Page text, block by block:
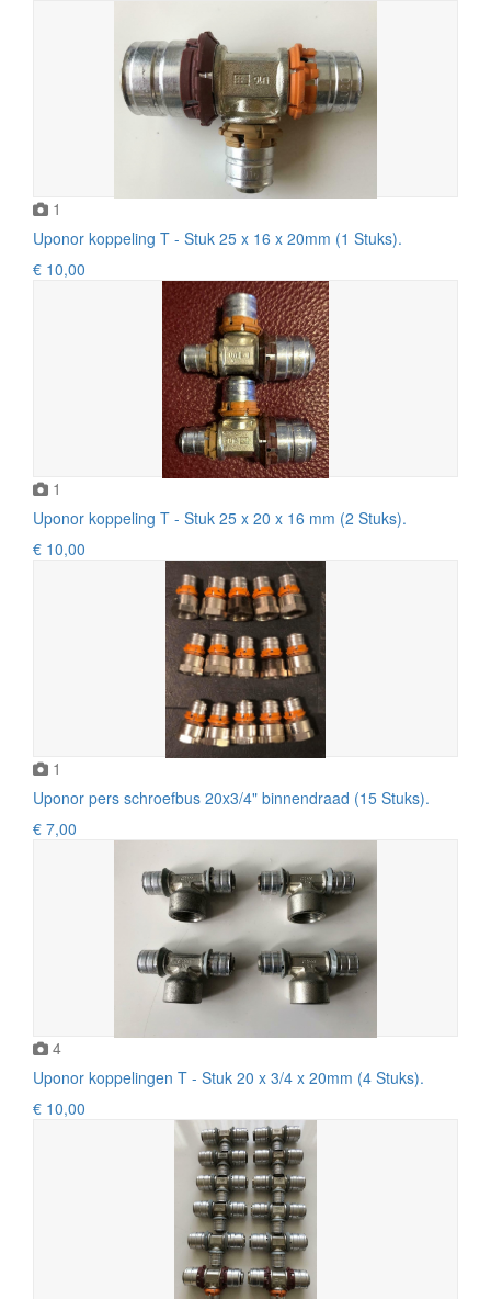
1
Uponor koppeling T - Stuk 25 x 16 x 20mm (1 Stuks).
€ 10,00
1
Uponor koppeling T - Stuk 25 x 20 x 16 mm (2 Stuks).
€ 10,00
1
Uponor pers schroefbus 20x3/4" binnendraad (15 Stuks).
€ 7,00
4
Uponor koppelingen T - Stuk 20 x 3/4 x 20mm (4 Stuks).
€ 10,00